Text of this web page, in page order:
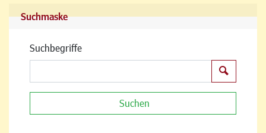
Suchmaske
Suchbegriffe
Suchen